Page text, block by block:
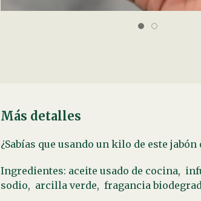
Más detalles
¿Sabías que usando un kilo de este
Ingredientes: aceite usado de cocina,
sodio, arcilla verde, fragancia